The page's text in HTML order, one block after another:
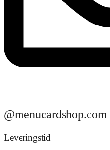
@menucardshop.com
Leveringstid